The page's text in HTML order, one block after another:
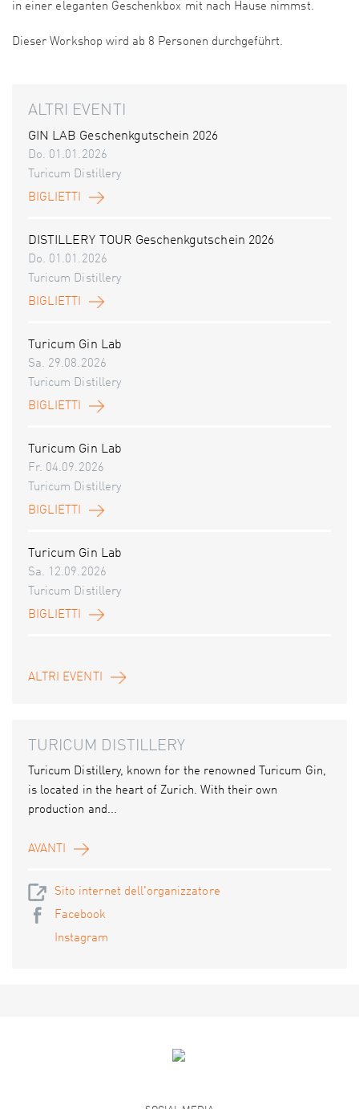
in einer eleganten Geschenkbox mit nach Hause nimmst.
Dieser Workshop wird ab 8 Personen durchgeführt.
ALTRI EVENTI
GIN LAB Geschenkgutschein 2026
Do. 01.01.2026
Turicum Distillery
BIGLIETTI
DISTILLERY TOUR Geschenkgutschein 2026
Do. 01.01.2026
Turicum Distillery
BIGLIETTI
Turicum Gin Lab
Sa. 29.08.2026
Turicum Distillery
BIGLIETTI
Turicum Gin Lab
Fr. 04.09.2026
Turicum Distillery
BIGLIETTI
Turicum Gin Lab
Sa. 12.09.2026
Turicum Distillery
BIGLIETTI
ALTRI EVENTI
TURICUM DISTILLERY
Turicum Distillery, known for the renowned Turicum Gin,
is located in the heart of Zurich. With their own
production and...
AVANTI
Sito internet dell'organizzatore
Facebook
Instagram